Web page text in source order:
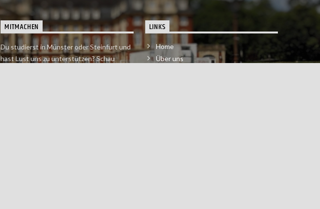
MITMACHEN
Du studierst in Münster oder Steinfurt und
hast Lust uns zu unterstützen? Schau
LINKS
Home
Über uns